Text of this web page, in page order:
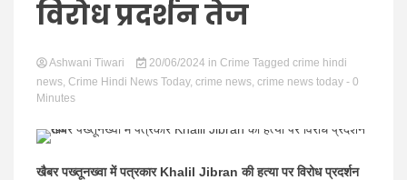
News
विरोध प्रदर्शन तेज
Ashwani Tiwari 20/06/2024 in Crime Tagged crime hindi
news, Crime Hindi News Today, crime news, crime news today - 0
Minutes
खैबर पख्तूनख्वा में पत्रकार Khalil Jibran की हत्या पर विरोध प्रदर्शन